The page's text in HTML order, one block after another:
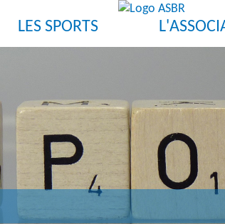
LES SPORTS